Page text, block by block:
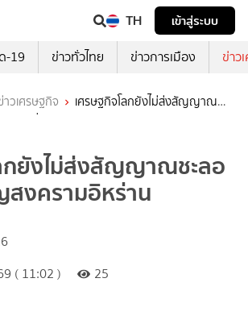
TH
เข้าสู่ระบบ
-19 ข่าวทั่วไทย ข่าวการเมือง ข่าว
าวเศรษฐกิจ
เศรษฐกิจโลกยังไม่ส่งสัญญาณ
มอิหร่าน
กยังไม่ส่งสัญญาณชะลอ
งครามอิหร่าน
( 11:02 )
25